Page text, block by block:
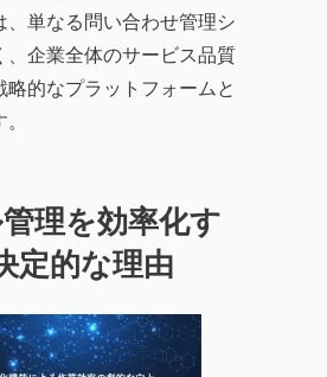
、単なる問い合わせ管理シ
、企業全体のサービス品質
略的なプラットフォームと
理を効率化す
定的な理由